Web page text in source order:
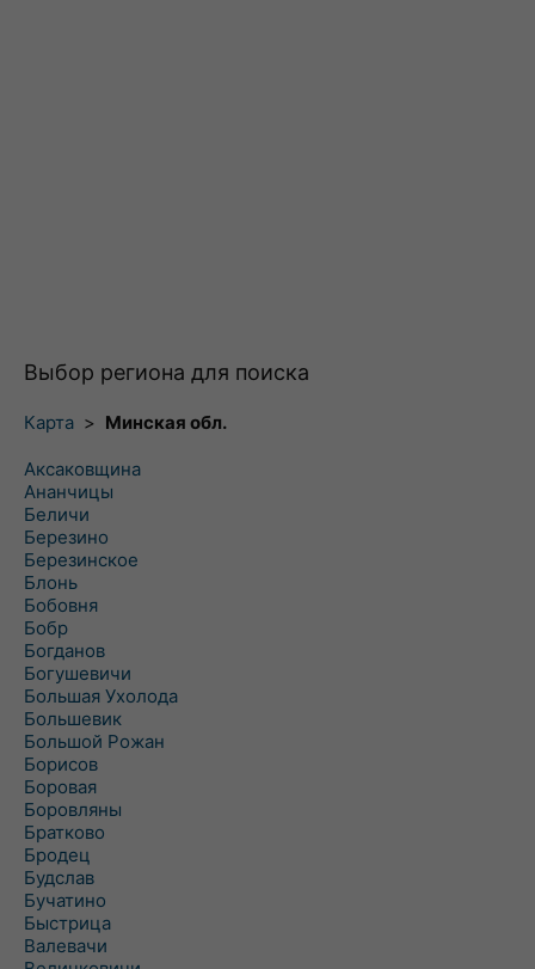
Выбор региона для поиска
Карта > Минская обл.
Аксаковщина
Ананчицы
Беличи
Березино
Березинское
Блонь
Бобовня
Бобр
Богданов
Богушевичи
Большая Ухолода
Большевик
Большой Рожан
Борисов
Боровая
Боровляны
Братково
Бродец
Будслав
Бучатино
Быстрица
Валевачи